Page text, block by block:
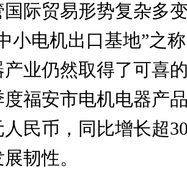
贸易形势复杂多
小电机出口基地”之
产业仍然取得了可
福安市电机电器产
人民币，同比增长超
韧性。